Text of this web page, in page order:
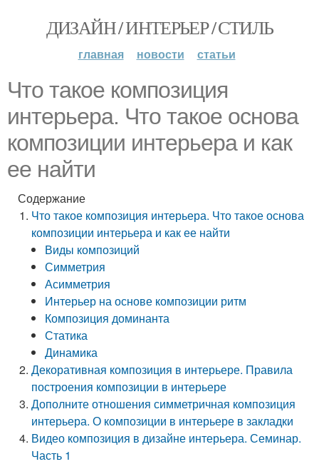
ДИЗАЙН / ИНТЕРЬЕР / СТИЛЬ
главная новости статьи
Что такое композиция
интерьера. Что такое основа
композиции интерьера и как
ее найти
Содержание
Что такое композиция интерьера. Что такое основа
композиции интерьера и как ее найти
Виды композиций
Симметрия
Асимметрия
Интерьер на основе композиции ритм
Композиция доминанта
Статика
Динамика
Декоративная композиция в интерьере. Правила
построения композиции в интерьере
Дополните отношения симметричная композиция
интерьера. О композиции в интерьере в закладки
Видео композиция в дизайне интерьера. Семинар.
Часть 1